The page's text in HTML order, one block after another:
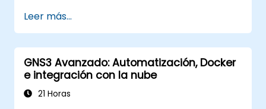
Leer más...
GNS3 Avanzado: Automatización, Docker
e integración con la nube
21 Horas